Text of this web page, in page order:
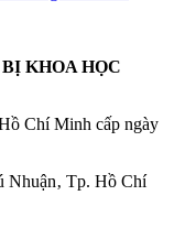
KHOA HỌC
Chí Minh cấp ngày
Nhuận‚ Tp. Hồ Chí